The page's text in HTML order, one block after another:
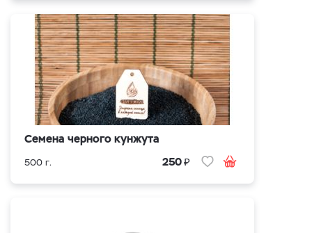
Семена черного кунжута
500 г. 250₽